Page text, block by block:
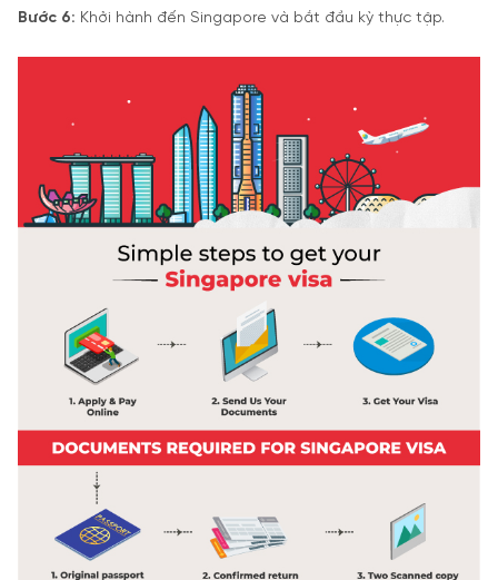
Bước 6: Khởi hành đến Singapore và bắt đầu kỳ thực tập.